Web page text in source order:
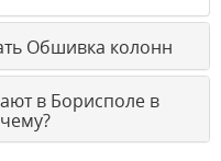
Обшивка колонн
в Борисполе в